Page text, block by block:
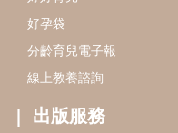
好孕袋
分齡育兒電子報
線上教養諮詢
出版服務